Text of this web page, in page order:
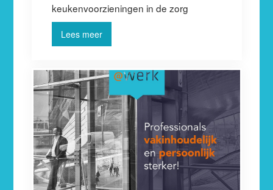
keukenvoorzieningen in de zorg
Lees meer